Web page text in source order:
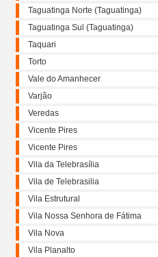
Taguatinga Norte (Taguatinga)
Taguatinga Sul (Taguatinga)
Taquari
Torto
Vale do Amanhecer
Varjão
Veredas
Vicente Pires
Vicente Pires
Vila da Telebrasília
Vila de Telebrasilia
Vila Estrutural
Vila Nossa Senhora de Fátima
Vila Nova
Vila Planalto